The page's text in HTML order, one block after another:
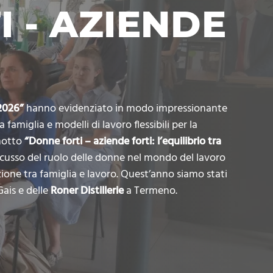
- AZIENDE
hanno evidenziato in modo impressionante
e modelli di lavoro flessibili per la
“Donne forti – aziende forti: l’equilibrio tra
del ruolo delle donne nel mondo del lavoro
tra famiglia e lavoro. Quest’anno siamo stati
e delleRoner Distilleriea Termeno.